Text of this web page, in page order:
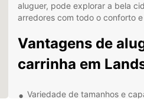
aluguer, pode explorar a bela
arredores com todo o conforto
Vantagens de
carrinha em
Variedade de tamanhos e